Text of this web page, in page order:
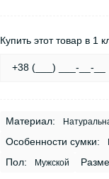
Купить этот товар в 1
Материал:
Особенности сумки:
Пол: Мужской